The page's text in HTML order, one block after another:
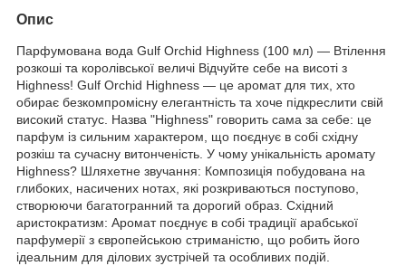
Опис
Парфумована вода Gulf Orchid Highness (100 мл) — Втілення
розкоші та королівської величі Відчуйте себе на висоті з
Highness! Gulf Orchid Highness — це аромат для тих, хто
обирає безкомпромісну елегантність та хоче підкреслити свій
високий статус. Назва "Highness" говорить сама за себе: це
парфум із сильним характером, що поєднує в собі східну
розкіш та сучасну витонченість. У чому унікальність аромату
Highness? Шляхетне звучання: Композиція побудована на
глибоких, насичених нотах, які розкриваються поступово,
створюючи багатогранний та дорогий образ. Східний
аристократизм: Аромат поєднує в собі традиції арабської
парфумерії з європейською стриманістю, що робить його
ідеальним для ділових зустрічей та особливих подій.